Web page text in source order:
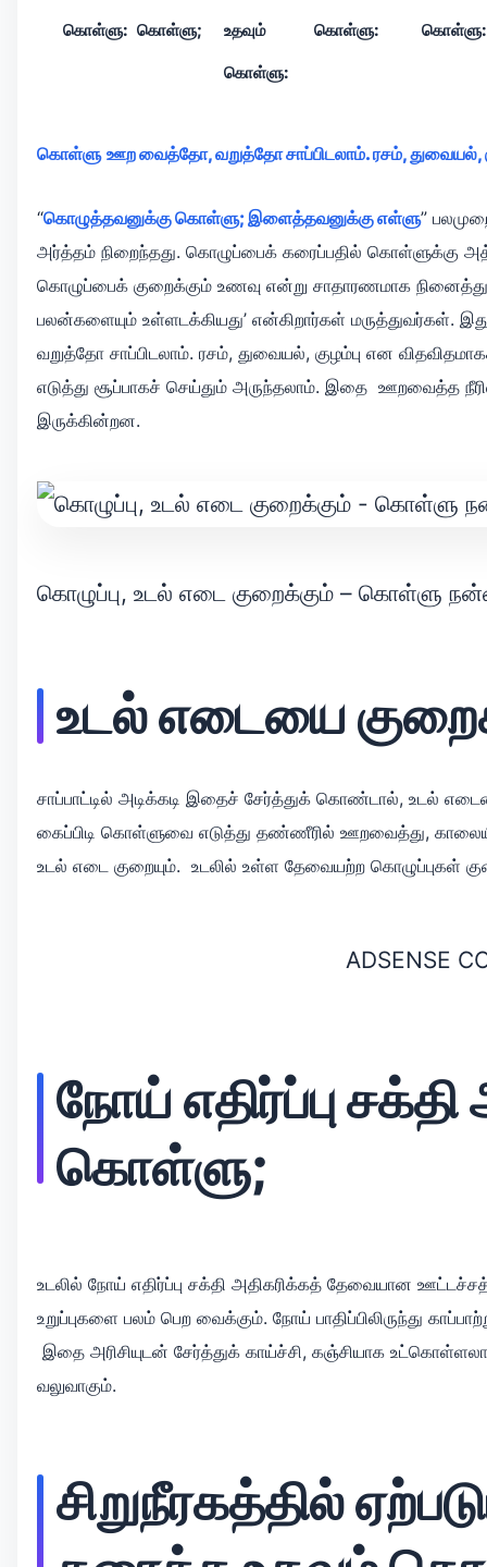
கொள்ளு: கொள்ளு; உதவும்
கொள்ளு:
கொள்ளு: கொள்ளு:
கொள்ளு ஊற வைத்தோ, வறுத்தோ சாப்பிடலாம். ரசம், துவையல்,
“கொழுத்தவனுக்கு கொள்ளு; இளைத்தவனுக்கு எள்ளு”
அர்த்தம் நிறைந்தது. கொழுப்பைக் கரைப்பதில் கொள்ளுக்கு
கொழுப்பைக் குறைக்கும் உணவு என்று சாதாரணமாக
பலன்களையும் உள்ளடக்கியது’ என்கிறார்கள்
வறுத்தோ சாப்பிடலாம். ரசம், துவையல், குழம்பு என
எடுத்து சூப்பாகச் செய்தும் அருந்தலாம். இதை ஊறவைத்த
இருக்கின்றன.
கொழுப்பு, உடல் எடை குறைக்கும் – கொள்ளு
உடல் எடையை
சாப்பாட்டில் அடிக்கடி இதைச் சேர்த்துக் கொண்டால், உடல்
கைப்பிடி கொள்ளுவை எடுத்து தண்ணீரில் ஊறவைத்து,
உடல் எடை குறையும். உடலில் உள்ள தேவையற்ற கொழுப்புகள்
ADSENSE
நோய் எதிர்ப்பு சக்தி
கொள்ளு;
உடலில் நோய் எதிர்ப்பு சக்தி அதிகரிக்கத் தேவையான
உறுப்புகளை பலம் பெற வைக்கும். நோய் பாதிப்பிலிருந்து
இதை அரிசியுடன் சேர்த்துக் காய்ச்சி, கஞ்சியாக
வலுவாகும்.
சிறுநீரகத்தில்